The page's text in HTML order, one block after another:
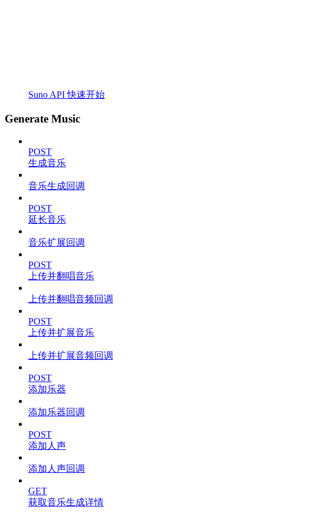
Suno API 快速开始
Generate Music
POST
生成音乐
音乐生成回调
POST
延长音乐
音乐扩展回调
POST
上传并翻唱音乐
上传并翻唱音频回调
POST
上传并扩展音乐
上传并扩展音频回调
POST
添加乐器
添加乐器回调
POST
添加人声
添加人声回调
GET
获取音乐生成详情